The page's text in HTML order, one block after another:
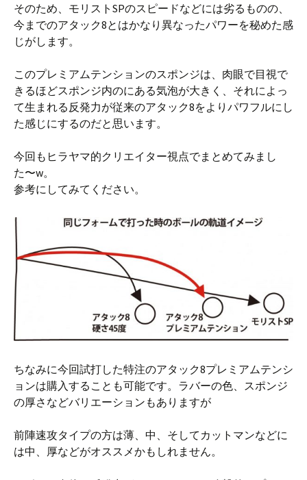
そのため、モリストSPのスピードなどには劣るものの、
今までのアタック8とはかなり異なったパワーを秘めた感
じがします。
このプレミアムテンションのスポンジは、肉眼で目視で
きるほどスポンジ内のにある気泡が大きく、それによっ
て生まれる反発力が従来のアタック8をよりパワフルにし
た感じにするのだと思います。
今回もヒラヤマ的クリエイター視点でまとめてみまし
た〜w。
参考にしてみてください。
ちなみに今回試打した特注のアタック8プレミアムテンシ
ョンは購入することも可能です。ラバーの色、スポンジ
の厚さなどバリエーションもありますが
前陣速攻タイプの方は薄、中、そしてカットマンなどに
は中、厚などがオススメかもしれません。